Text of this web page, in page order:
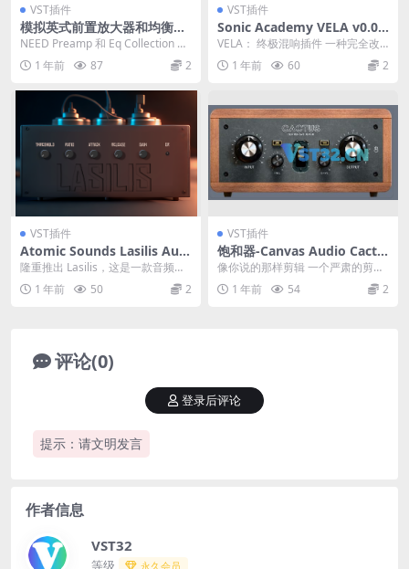
VST插件
模拟英式前置放大器和均衡器
的仿真插件-NoiseAsh Audio
Need Preamp And EQ Colle
ction v1.5.9 VST3 AAX
NEED Preamp 和 Eq Collection 包
括 7 个出色的英式前...
1 年前 87 2
VST插件
Sonic Academy VELA v0.0.3
4 Beta-BUBBiX
VELA： 终极混响插件 一种完全改
变游戏规则的混响技术，使您能够
创建和塑造最美...
1 年前 60 2
VST插件
Atomic Sounds Lasilis Audi
o Compressor VST3 AU Wi
N
隆重推出 Lasilis，这是一款音频压
缩器，可提供温暖、浓郁的声音和
咔嚓咔嚓的...
1 年前 50 2
VST插件
饱和器-Canvas Audio Cactu
s Clipper v1.0.0 Patched In
cl. Keygen-MOCHA
像你说的那样剪辑 一个严肃的剪刀
和饱和器，袖子里有一些小技巧。
模拟风格的剪辑和...
1 年前 54 2
评论(0)
提示：请文明发言
登录后评论
作者信息
VST32
等级 永久会员